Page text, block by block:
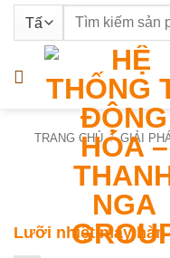
nội
Tìm
TRANG CHỦ / GIẢI
Lưỡi nhiệt máy hàn